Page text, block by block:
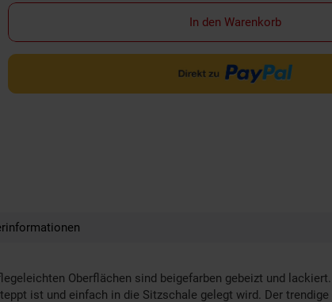
In den Warenkorb
Oberflächen sind beigefarben gebeizt und
ist und einfach in die Sitzschale gelegt wird. Der trendige